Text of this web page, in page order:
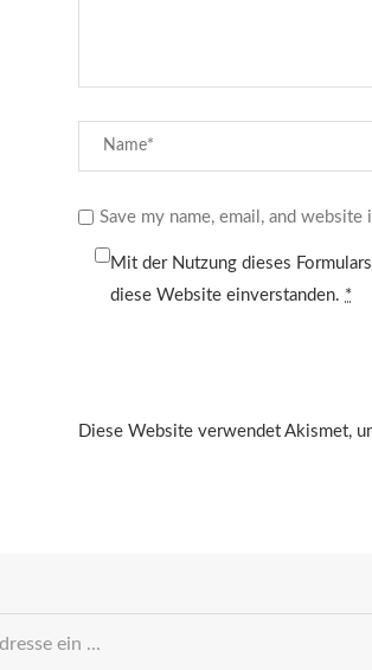
Save my name, email, and
Mit der Nutzung dieses
diese Website einverstanden. *
Diese Website verwendet Akismet,